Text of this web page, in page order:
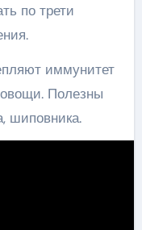
по трети
иммунитет
Полезны
шиповника.